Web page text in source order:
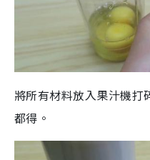
將所有材料放入果汁機打
都得。